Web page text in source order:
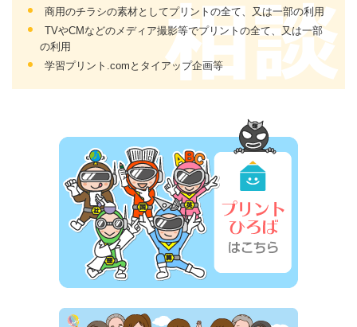
商用のチラシの素材としてプリントの全て、又は一部の利用
TVやCMなどのメディア撮影等でプリントの全て、又は一部
の利用
学習プリント.comとタイアップ企画等